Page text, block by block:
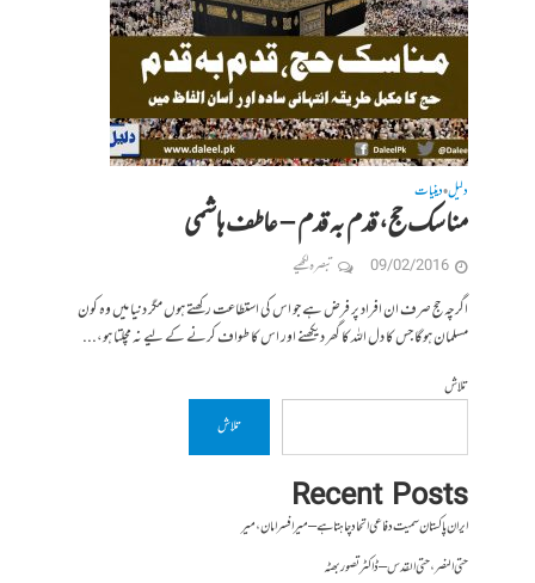
دلیل•دینیات
مناسک حج، قدم بہ قدم – عاطف ہاشمی
09/02/2016 تبصرہ لکھیے
اگرچہ حج صرف ان افراد پر فرض ہے جو اس کی استطاعت رکھتے ہوں مگر دنیا میں وہ کون
مسلمان ہوگا جس کا دل اللہ کا گھر دیکھنے اور اس کا طواف کرنے کے لیے نہ مچلتا ہو،...
تلاش
تلاش
Recent Posts
ایران پاکستان سمیت دفاعی اتحاد چاہتا ہے – میر افسر امان،میر
حتی النصر ، حتی القدس – ڈاکٹر تصور بھٹہ